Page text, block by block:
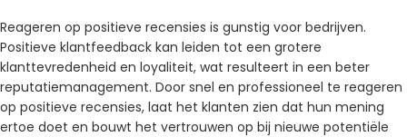
Reageren op positieve recensies is gunstig voor bedrijven.
Positieve klantfeedback kan leiden tot een grotere
klanttevredenheid en loyaliteit, wat resulteert in een beter
reputatiemanagement. Door snel en professioneel te reageren
op positieve recensies, laat het klanten zien dat hun mening
ertoe doet en bouwt het vertrouwen op bij nieuwe potentiële